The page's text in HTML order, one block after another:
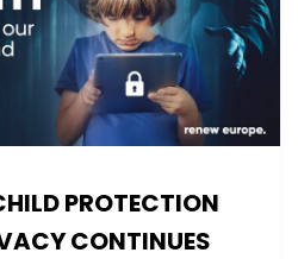
PROTECTION
CONTINUES